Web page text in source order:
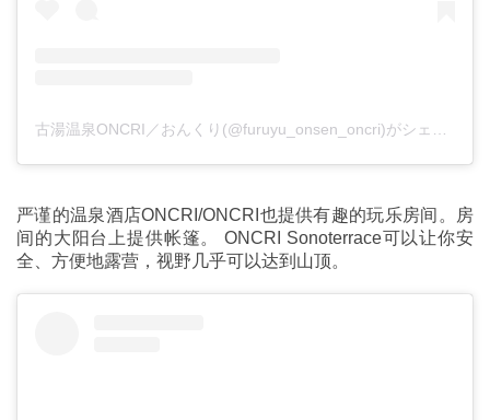
严谨的温泉酒店ONCRI/ONCRI也提供有趣的玩乐房间。房
间的大阳台上提供帐篷。 ONCRI Sonoterrace可以让你安
全、方便地露营，视野几乎可以达到山顶。